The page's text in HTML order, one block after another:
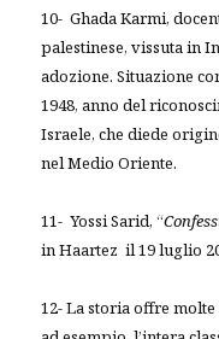
10- Ghada Karmi,
palestinese, vissuta in
adozione. Situazione
1948, anno del
Israele, che diede
nel Medio Oriente.
11- Yossi Sarid, “
in Haartez il 19 luglio
12- La storia offre